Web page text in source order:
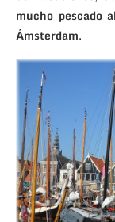
mucho pescado
Ámsterdam.